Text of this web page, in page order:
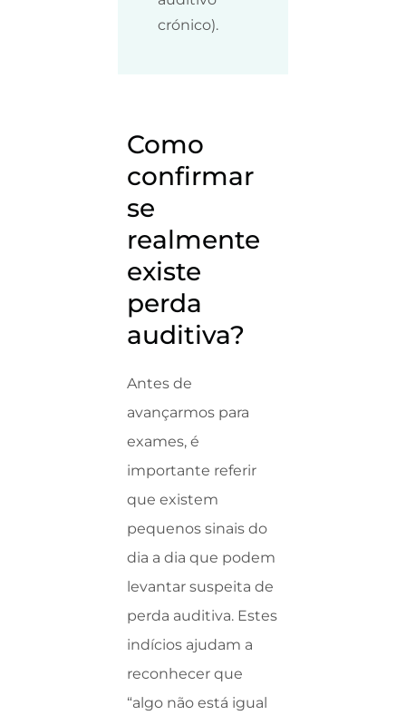
crónico).
Como
confirmar
se
realmente
existe
perda
auditiva?
Antes de
avançarmos para
exames, é
importante referir
que existem
pequenos sinais do
dia a dia que podem
levantar suspeita de
perda auditiva. Estes
indícios ajudam a
reconhecer que
“algo não está igual